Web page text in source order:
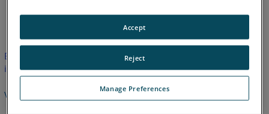
Inglês Japonês
Este artigo não foi traduzido.Clique aqui para ver a versão em
inglês.
Voltar para o topo
Manage Preferences
Reject
Accept